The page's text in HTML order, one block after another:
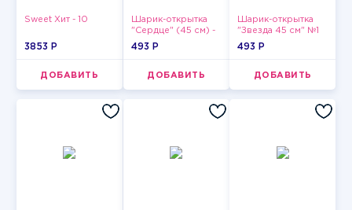
Sweet Хит - 10
3853 P
ДОБАВИТЬ
Шарик-открытка
"Сердце" (45 см) -
2
493 P
ДОБАВИТЬ
Шарик-открытка
"Звезда 45 см" №1
493 P
ДОБАВИТЬ